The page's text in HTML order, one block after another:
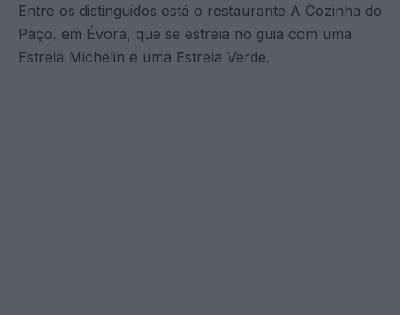
Entre os distinguidos está o restaurante A Cozinha do
Paço, em Évora, que se estreia no guia com uma
Estrela Michelin e uma Estrela Verde.